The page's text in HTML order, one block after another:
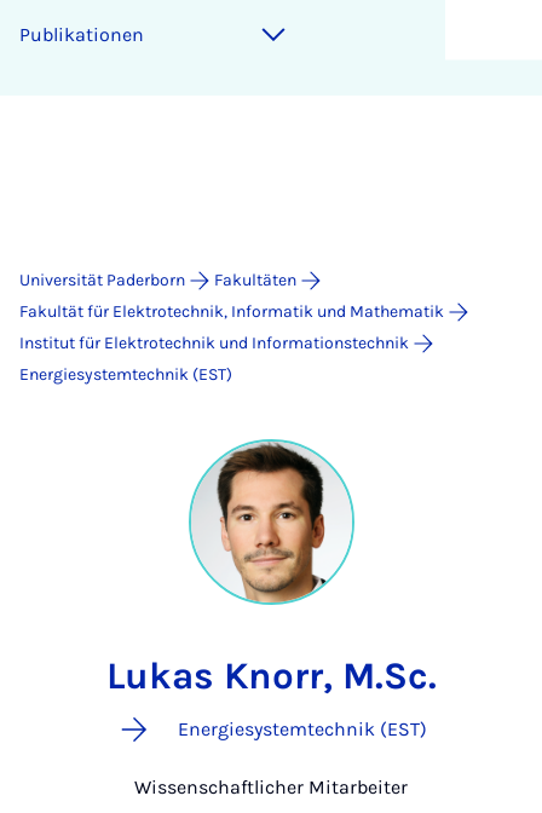
Publikationen
Universität Paderborn
Fakultäten
Fakultät für Elektrotechnik, Informatik und Mathematik
Institut für Elektrotechnik und Informationstechnik
Energiesystemtechnik (EST)
Lukas Knorr, M.Sc.
Energiesystemtechnik (EST)
Wissenschaftlicher Mitarbeiter